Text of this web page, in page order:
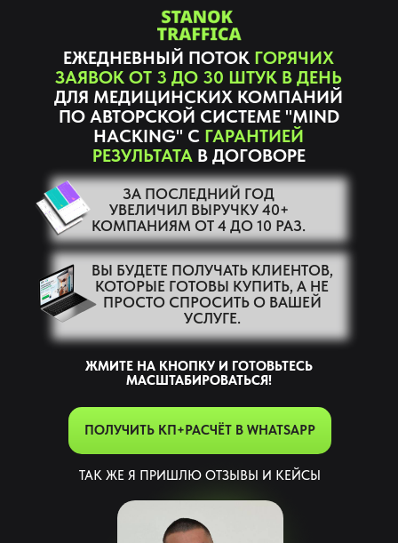
ВЫ БУДЕТЕ ПОЛУЧАТЬ КЛИЕНТОВ,
КОТОРЫЕ ГОТОВЫ КУПИТЬ, А НЕ
ПРОСТО СПРОСИТЬ О ВАШЕЙ
УСЛУГЕ.
ЗА ПОСЛЕДНИЙ ГОД
УВЕЛИЧИЛ ВЫРУЧКУ 40+
КОМПАНИЯМ ОТ 4 ДО 10 РАЗ.
ЖМИТЕ НА КНОПКУ И ГОТОВЬТЕСЬ
МАСШТАБИРОВАТЬСЯ!
ТАК ЖЕ Я ПРИШЛЮ ОТЗЫВЫ И КЕЙСЫ
ЕЖЕДНЕВНЫЙ ПОТОК ГОРЯЧИХ
ЗАЯВОК ОТ 3 ДО 30 ШТУК В ДЕНЬ
ДЛЯ МЕДИЦИНСКИХ КОМПАНИЙ
ПО АВТОРСКОЙ СИСТЕМЕ "MIND
HACKING" С ГАРАНТИЕЙ
РЕЗУЛЬТАТАВ ДОГОВОРЕ
ПОЛУЧИТЬ КП+РАСЧЁТ В WHATSAPP